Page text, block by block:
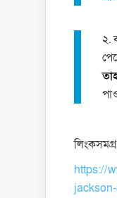
২.
লিংকসমগ্র
https://